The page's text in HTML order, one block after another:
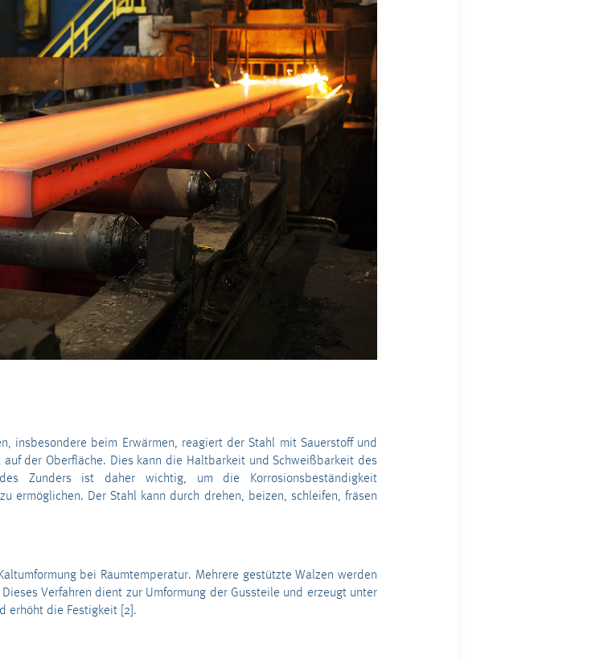
insbesondere beim Erwärmen, reagiert der Stahl mit Sauerstoff und
der Oberfläche. Dies kann die Haltbarkeit und Schweißbarkeit des
Zunders ist daher wichtig, um die Korrosionsbeständigkeit
ermöglichen. Der Stahl kann durch drehen, beizen, schleifen, fräsen
bei Raumtemperatur. Mehrere gestützte Walzen werden
Verfahren dient zur Umformung der Gussteile und erzeugt unter
erhöht die Festigkeit [2].